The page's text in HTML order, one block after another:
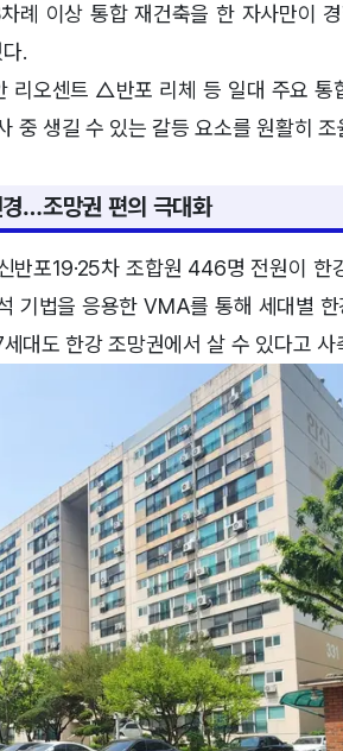
례 이상 통합 재건축을 한 자사만이
.
오센트 △반포 리체 등 일대 주요 통
중 생길 수 있는 갈등 요소를 원활히
경…조망권 편의 극대화
반포19·25차 조합원 446명 전원이 한
기법을 응용한 VMA를 통해 세대별
대도 한강 조망권에서 살 수 있다고 사